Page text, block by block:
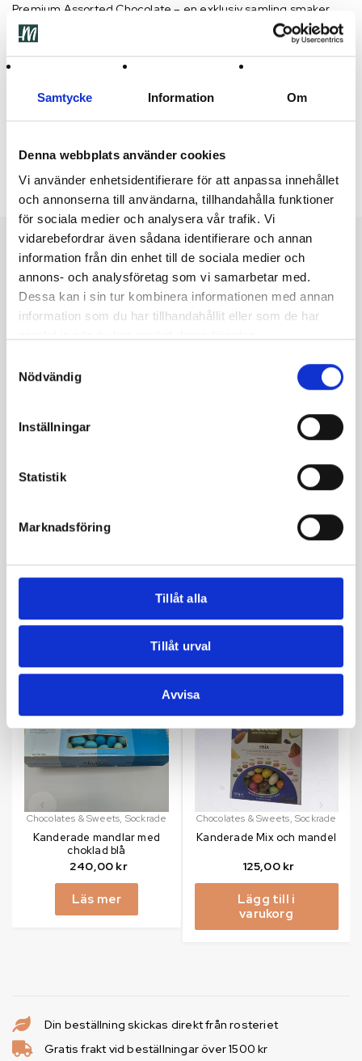
Samtycke Information Om
Denna webbplats använder cookies
Vi använder enhetsidentifierare för att anpassa innehållet
och annonserna till användarna, tillhandahålla funktioner
för sociala medier och analysera vår trafik. Vi
vidarebefordrar även sådana identifierare och annan
information från din enhet till de sociala medier och
annons- och analysföretag som vi samarbetar med.
Dessa kan i sin tur kombinera informationen med annan
information som du har tillhandahållit eller som de har
Nödvändig
Inställningar
Statistik
Marknadsföring
Tillåt alla
Tillåt urval
Avvisa
Premium Assorted Chocolate – en exklusiv samling smaker
med inslag av nötter, kaffe och granatäpple. Varje bit är
noggrant tillverkad i Dubai med högkvalitativa ingredienser för
att skapa en elegant och minnesvärd smakupplevelse.
personlig belöning.
solljus. Temperaturförändringar kan orsaka vit beläggning
Featured products
Utsåld
Pistagekärnor Skalade
Välj alternativ
Utsåld
Pistagenötter premium
Välj alternativ
Relaterade produkter
Utsåld
Chocolates & Sweets, Sockrade
Kanderade mandlar med
choklad blå
240,00 kr
Läs mer
Chocolates & Sweets, Sockrade
Kanderade Mix och mandel
125,00 kr
Lägg till i
varukorg
Din beställning skickas direkt från rosteriet
Gratis frakt vid beställningar över 1500 kr